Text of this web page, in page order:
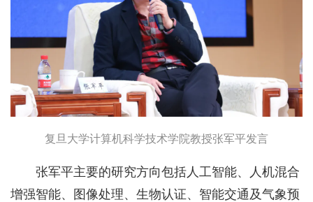
复旦大学计算机科学技术学院教授张军平发言
张军平主要的研究方向包括人工智能、人机混合
增强智能、图像处理、生物认证、智能交通及气象预